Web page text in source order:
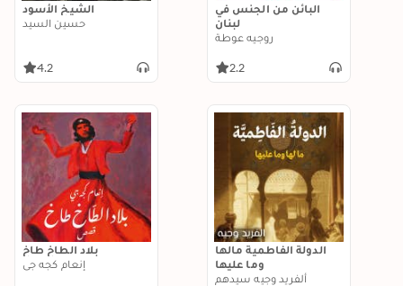
الشيخ الأسود
حسين السيد
4.2
البائن من الجنس في
لبنان
روجيه عوطة
2.2
بلاد الطاخ طاخ
إنعام كجه جي
الدولة الفاطمية مالها
وما عليها
ألفريد وجيه سيدهم